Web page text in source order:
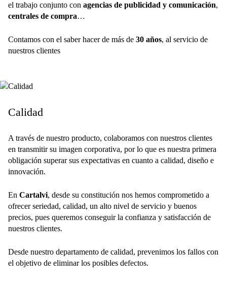
el trabajo conjunto con agencias de publicidad y comunicación,
centrales de compra…
Contamos con el saber hacer de más de 30 años, al servicio de
nuestros clientes
Calidad
A través de nuestro producto, colaboramos con nuestros clientes
en transmitir su imagen corporativa, por lo que es nuestra primera
obligación superar sus expectativas en cuanto a calidad, diseño e
innovación.
En Cartalvi, desde su constitución nos hemos comprometido a
ofrecer seriedad, calidad, un alto nivel de servicio y buenos
precios, pues queremos conseguir la confianza y satisfacción de
nuestros clientes.
Desde nuestro departamento de calidad, prevenimos los fallos con
el objetivo de eliminar los posibles defectos.